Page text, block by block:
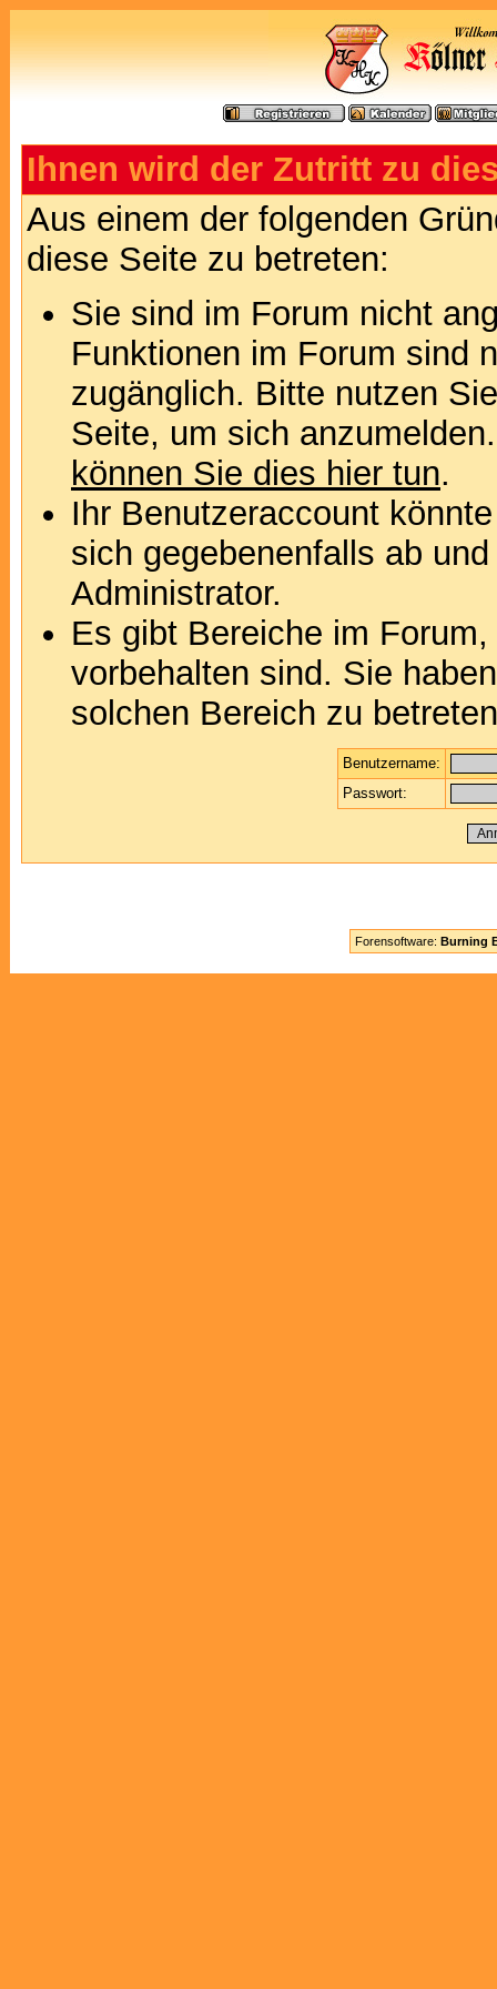
Ihnen wird der Zutritt zu
Aus einem der folgenden
diese Seite zu betreten:
Sie sind im Forum nicht
Funktionen im Forum sind
zugänglich. Bitte nutzen
Seite, um sich
können Sie dies hier tun.
Ihr Benutzeraccount
sich gegebenenfalls ab
Administrator.
Es gibt Bereiche im
vorbehalten sind. Sie
solchen Bereich zu
Benutzername:
Passwort:
Forensoftware: Burning